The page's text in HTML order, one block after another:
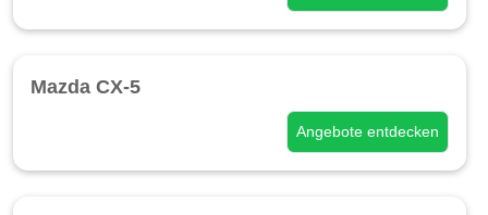
Mazda CX-5
Angebote entdecken